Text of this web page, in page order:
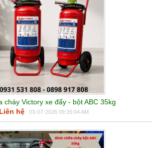
cháy Victory xe đẩy - bột ABC 35kg
Liên hệ
03-07-2026 09:26:04 AM